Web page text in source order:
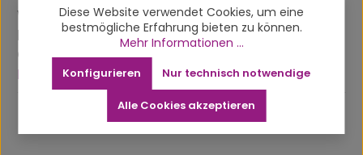
Weihnachtskugel schwarz "Mary Christmas"
Details: Weihnachtskugel, schwarz, "Mary
Christmas", Kunststoff*Exklusiv* die Weihn…
Mehr
Diese Website verwendet Cookies, um eine
bestmögliche Erfahrung bieten zu können.
Mehr Informationen ...
Nur technisch notwendige
Konfigurieren
Alle Cookies akzeptieren